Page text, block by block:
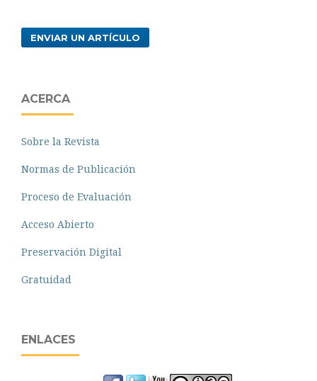
ENVIAR UN ARTÍCULO
ACERCA
Sobre la Revista
Normas de Publicación
Proceso de Evaluación
Acceso Abierto
Preservación Digital
Gratuidad
ENLACES